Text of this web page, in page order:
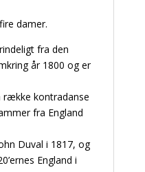
damer.
fra den
år 1800 og er
række kontradanse
fra England
Duval i 1817, og
England i